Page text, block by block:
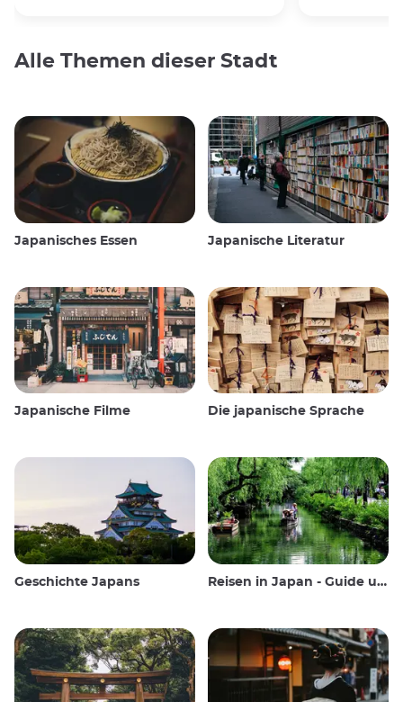
Alle Themen dieser Stadt
Japanisches Essen Japanische Literatur
Japanische Filme Die japanische Sprache
Geschichte Japans Reisen in Japan - Guide und Wissenswertes